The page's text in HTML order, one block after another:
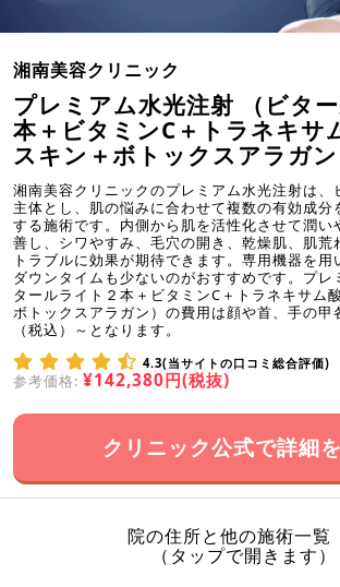
湘南美容クリニック
プレミアム水光注射 （ビタ
本＋ビタミンC＋トラネキサ
スキン＋ボトックスアラガ
湘南美容クリニックのプレミアム水光注射は、
主体とし、肌の悩みに合わせて複数の有効成分
する施術です。内側から肌を活性化させて潤い
善し、シワやすみ、毛穴の開き、乾燥肌、肌荒
トラブルに効果が期待できます。専用機器を用
ダウンタイムも少ないのがおすすめです。プレ
タールライト２本＋ビタミンC＋トラネキサム
ボトックスアラガン）の費用は顔や首、手の甲
（税込）～となります。
4.3(当サイトの口コミ総合評価)
参考価格: ¥142,380円(税抜)
クリニック公式で詳細
院の住所と他の施術一覧
（タップで開きます）